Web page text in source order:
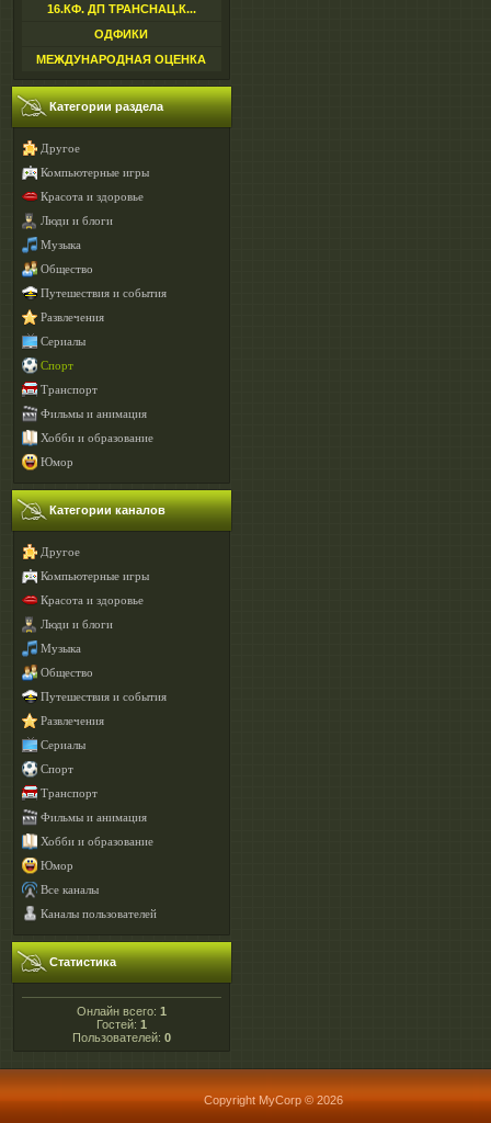
16.КФ. ДП ТРАНСНАЦ.К...
ОДФИКИ
МЕЖДУНАРОДНАЯ ОЦЕНКА
Категории раздела
Другое
Компьютерные игры
Красота и здоровье
Люди и блоги
Музыка
Общество
Путешествия и события
Развлечения
Сериалы
Спорт
Транспорт
Фильмы и анимация
Хобби и образование
Юмор
Категории каналов
Другое
Компьютерные игры
Красота и здоровье
Люди и блоги
Музыка
Общество
Путешествия и события
Развлечения
Сериалы
Спорт
Транспорт
Фильмы и анимация
Хобби и образование
Юмор
Все каналы
Каналы пользователей
Статистика
Онлайн всего: 1
Гостей: 1
Пользователей: 0
Copyright MyCorp © 2026